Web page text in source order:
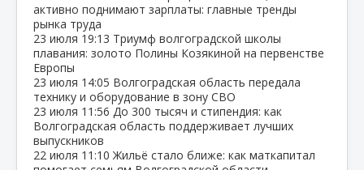
активно поднимают зарплаты: главные тренды
рынка труда
23 июля 19:13 Триумф волгоградской школы
плавания: золото Полины Козякиной на первенстве
Европы
23 июля 14:05 Волгоградская область передала
технику и оборудование в зону СВО
23 июля 11:56 До 300 тысяч и стипендия: как
Волгоградская область поддерживает лучших
выпускников
22 июля 11:10 Жильё стало ближе: как маткапитал